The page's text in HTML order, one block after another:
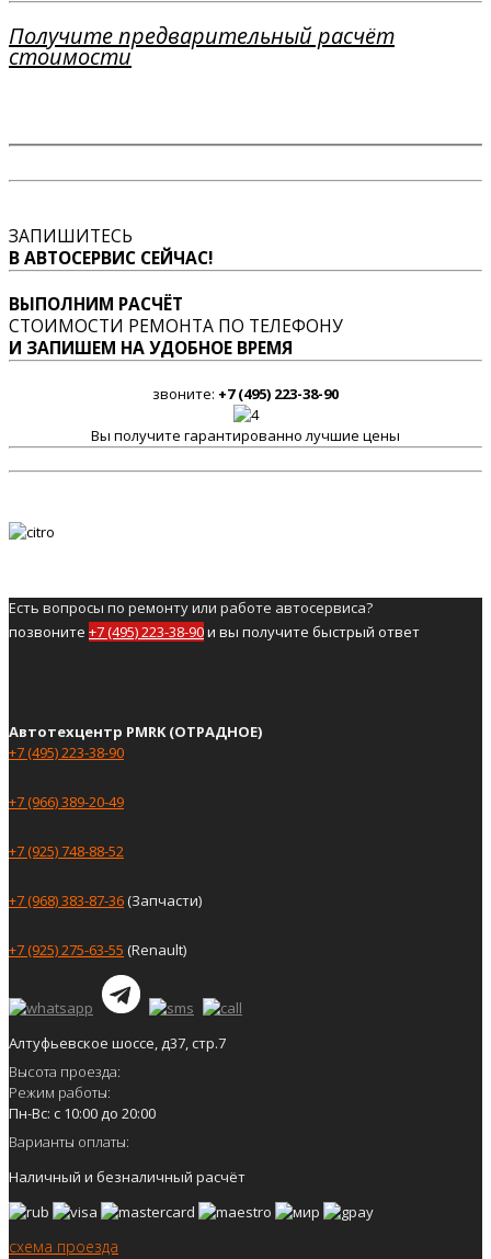
Получите предварительный расчёт
стоимости
ЗАПИШИТЕСЬ
В АВТОСЕРВИС СЕЙЧАС!
ВЫПОЛНИМ РАСЧЁТ
СТОИМОСТИ РЕМОНТА ПО ТЕЛЕФОНУ
И ЗАПИШЕМ НА УДОБНОЕ ВРЕМЯ
звоните: +7 (495) 223-38-90
Вы получите гарантированно лучшие цены
Есть вопросы по ремонту или работе автосервиса?
позвоните +7 (495) 223-38-90и вы получите быстрый ответ
Автотехцентр PMRK (ОТРАДНОЕ)
+7 (495) 223-38-90
+7 (966) 389-20-49
+7 (925) 748-88-52
+7 (968) 383-87-36(Запчасти)
+7 (925) 275-63-55 (Renault)
Алтуфьевское шоссе, д37, стр.7
Высота проезда:
Режим работы:
Пн-Вс: с 10:00 до 20:00
Варианты оплаты:
Наличный и безналичный расчёт
схема проезда